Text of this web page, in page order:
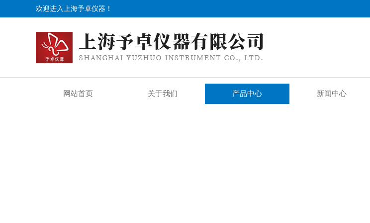
欢迎进入上海予卓仪器！
网站首页 关于我们 产品中心 新闻中心